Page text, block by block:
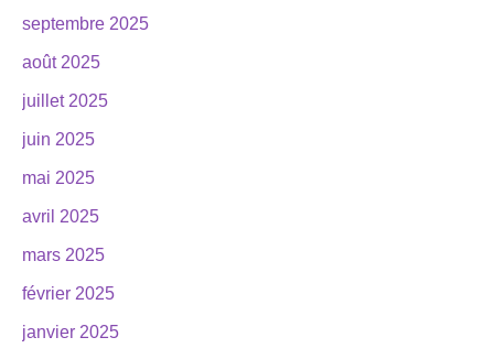
septembre 2025
août 2025
juillet 2025
juin 2025
mai 2025
avril 2025
mars 2025
février 2025
janvier 2025